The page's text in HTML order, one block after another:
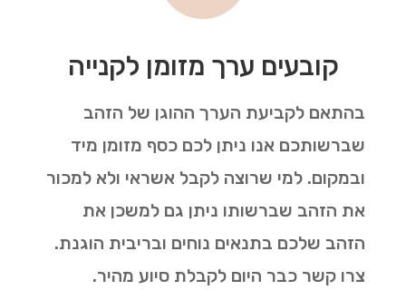
קובעים ערך מזומן לקנייה
בהתאם לקביעת הערך ההוגן של הזהב
שברשותכם אנו ניתן לכם כסף מזומן מיד
ובמקום. למי שרוצה לקבל אשראי ולא למכור
את הזהב שברשותו ניתן גם למשכן את
הזהב שלכם בתנאים נוחים ובריבית הוגנת.
צרו קשר כבר היום לקבלת סיוע מהיר.